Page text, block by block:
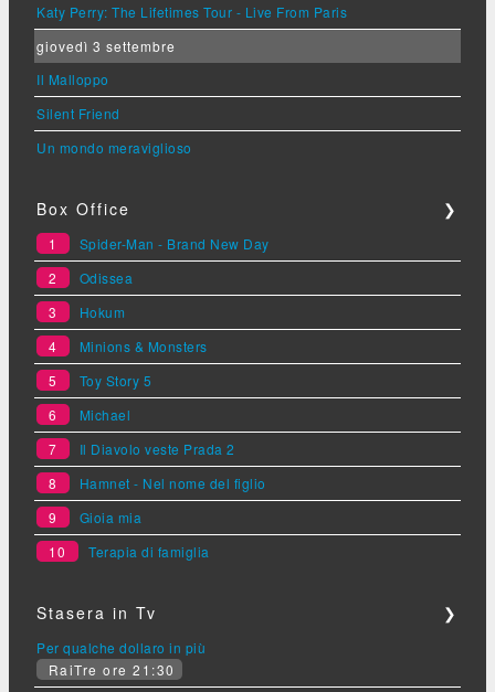
Katy Perry: The Lifetimes Tour - Live From Paris
giovedì 3 settembre
Il Malloppo
Silent Friend
Un mondo meraviglioso
Box Office ❯
1
Spider-Man - Brand New Day
2
Odissea
3
Hokum
4
Minions & Monsters
5
Toy Story 5
6
Michael
7
Il Diavolo veste Prada 2
8
Hamnet - Nel nome del figlio
9
Gioia mia
10
Terapia di famiglia
Stasera in Tv ❯
Per qualche dollaro in più
RaiTre ore 21:30